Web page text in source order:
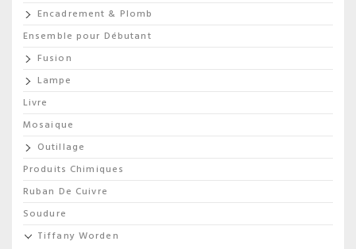
Encadrement & Plomb
Ensemble pour Débutant
Fusion
Lampe
Livre
Mosaique
Outillage
Produits Chimiques
Ruban De Cuivre
Soudure
Tiffany Worden